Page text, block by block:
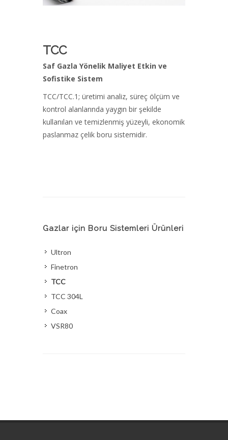
TCC
Saf Gazla Yönelik Maliyet Etkin ve
Sofistike Sistem
TCC/TCC.1; üretimi analiz, süreç ölçüm ve
kontrol alanlarında yaygın bir şekilde
kullanılan ve temizlenmiş yüzeyli, ekonomik
paslanmaz çelik boru sistemidir.
Gazlar için Boru Sistemleri Ürünleri
Ultron
Finetron
TCC
TCC 304L
Coax
VSR80